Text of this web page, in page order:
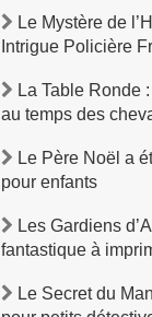
Le Mystère de
Intrigue Policière
La Table Ronde
au temps des
Le Père Noël a
pour enfants
Les Gardiens
fantastique à
Le Secret du